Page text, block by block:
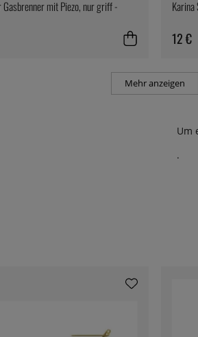
Gasbrenner mit Piezo, nur griff -
12 €
Mehr anzeigen
Um
.